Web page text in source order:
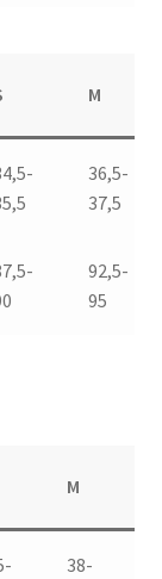
M
36,5-
37,5
92,5-
95
M
38-